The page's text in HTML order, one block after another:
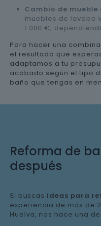
Cambio de mueble
muebles de lavabo
1.000 €,
Para hacer una
el resultado que
adaptamos a tu
acabado según el tipo
baño que tengas en
Reforma de
después
Si buscas ideas para
experiencia de más de
Huelva, nos hace una